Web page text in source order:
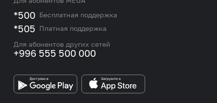
eSIM
Подбор номера
M2M
Контакты сотрудников отдела по работе с
корпоративными и VIP клиентами
Карта покрытия сети и центров обслуживания
Работа в MEGA
Бренд MEGA
*500 Бесплатная поддержка
*505 Платная поддержка
Для абонентов других сетей
+996 555 500 000